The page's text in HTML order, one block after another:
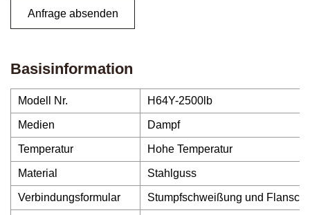
Anfrage absenden
Basisinformation
Modell Nr. H64Y-2500lb
Medien Dampf
Temperatur Hohe Temperatur
Material Stahlguss
Verbindungsformular Stumpfschweißung und Flansch